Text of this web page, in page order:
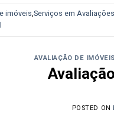
imóveis Serviços em
AVALIAÇÃO DE IMÓVEIS
POSTED ON